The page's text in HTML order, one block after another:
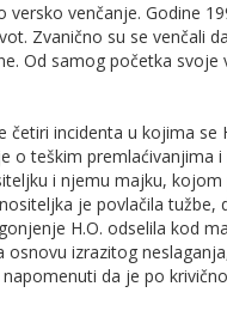
venčanje. Godine
Zvanično su se venčali
Od samog početka svoje
incidenta u kojima se
o teškim premlaćivanjima i
i njemu majku, kojom
je povlačila tužbe,
H.O. odselila kod
izrazitog
da je po